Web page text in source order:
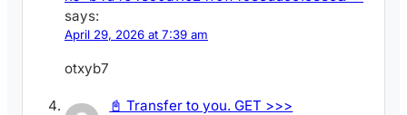
says:
April 29, 2026 at 7:39 am
otxyb7
📓 Transfer to you. GET >>>